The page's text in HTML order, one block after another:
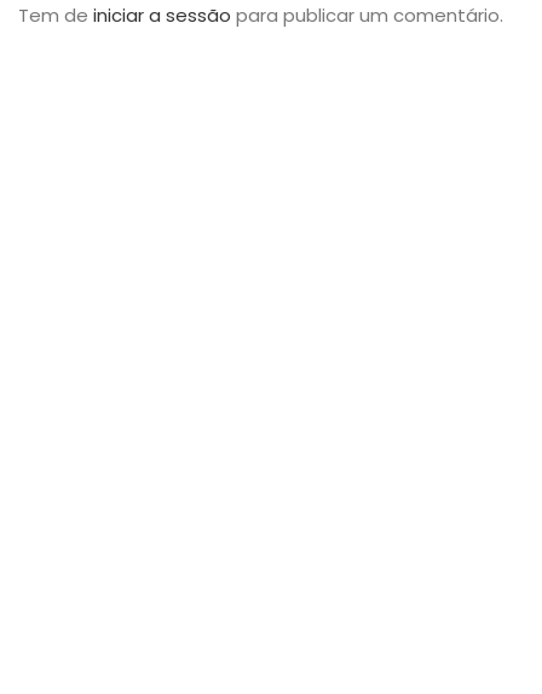
Tem de iniciar a sessão para publicar um comentário.